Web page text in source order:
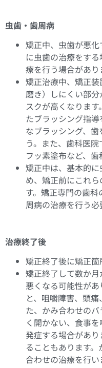
虫歯・歯周病
矯正中、虫歯が悪
に虫歯の治療をす
療を行う場合があり
矯正治療中、矯正
磨き）しにくい部
スクが高くなりま
たブラッシング指
なブラッシング、
う。また、歯科医院
フッ素塗布など、歯
矯正中は、基本的
め、矯正前にこれ
す。矯正専門の歯
周病の治療を行う必
治療終了後
矯正終了後に矯正箇
矯正終了して数か
悪くなる可能性が
と、咀嚼障害、頭
た、かみ合わせの
く開かない、食事
発症する場合があ
ることもあります
合わせの治療を行い